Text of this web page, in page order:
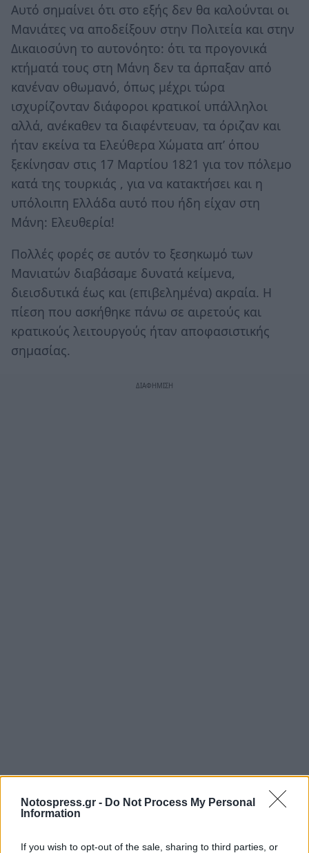
Notospress.gr - Do Not Process My Personal
Information
If you wish to opt-out of the sale, sharing to third parties, or
Αυτό σημαίνει ότι στο εξής δεν θα καλούνται οι
Μανιάτες να αποδείξουν στην Πολιτεία και στην
Δικαιοσύνη το αυτονόητο: ότι τα προγονικά
κτήματά τους στη Μάνη δεν τα άρπαξαν από
κανέναν οθωμανό, όπως μέχρι τώρα
ισχυρίζονταν διάφοροι κρατικοί υπάλληλοι
αλλά, ανέκαθεν τα διαφέντευαν, τα όριζαν και
ήταν εκείνα τα Ελεύθερα Χώματα απ’ όπου
ξεκίνησαν στις 17 Μαρτίου 1821 για τον πόλεμο
κατά της τουρκιάς , για να κατακτήσει και η
υπόλοιπη Ελλάδα αυτό που ήδη είχαν στη
Μάνη: Ελευθερία!
Πολλές φορές σε αυτόν το ξεσηκωμό των
Μανιατών διαβάσαμε δυνατά κείμενα,
διεισδυτικά έως και (επιβελημένα) ακραία. Η
πίεση που ασκήθηκε πάνω σε αιρετούς και
κρατικούς λειτουργούς ήταν αποφασιστικής
σημασίας.